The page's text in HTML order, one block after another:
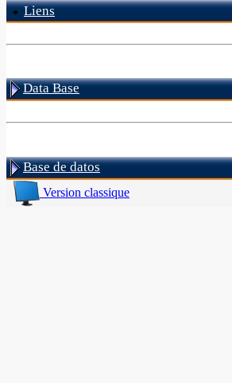
Liens
Data Base
Base de datos
Version classique